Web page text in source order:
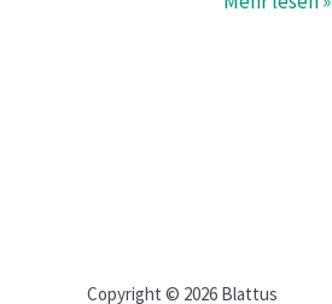
Copyright © 2026 Blattus